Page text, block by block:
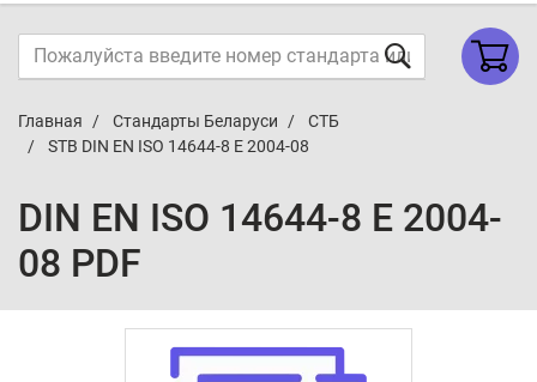
Главная Стандарты Беларуси
СТБ
STB DIN EN ISO 14644-8 E 2004-08
DIN EN ISO 14644-8 E 2004-
08 PDF